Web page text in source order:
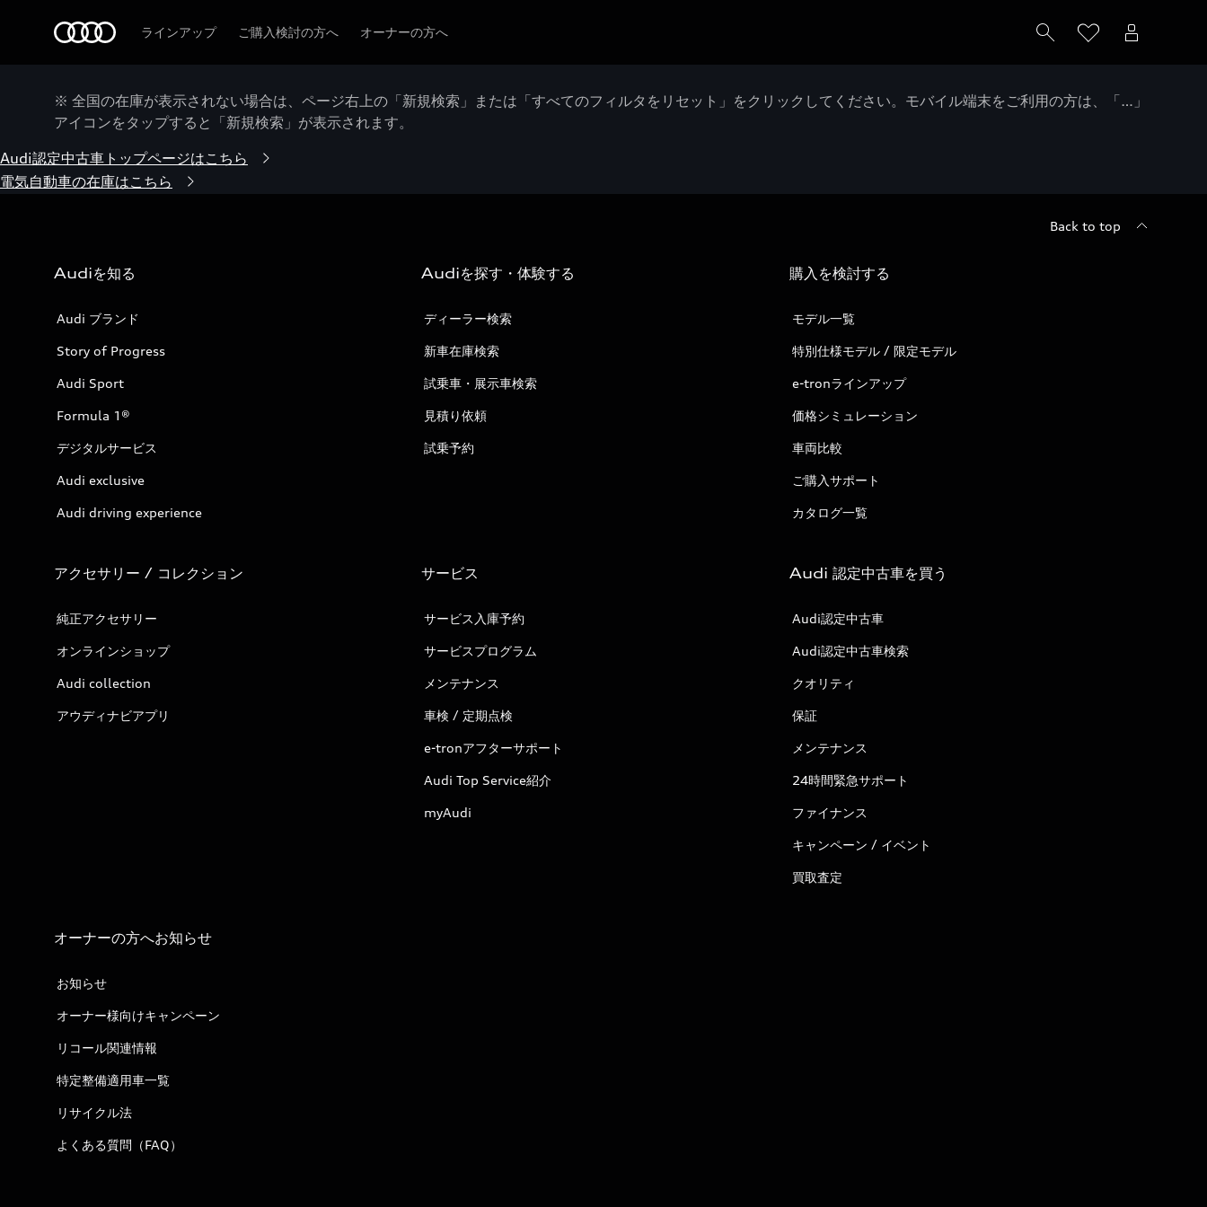
ラインアップ ご購入検討の方へ オーナーの方へ
※ 全国の在庫が表示されない場合は、ページ右上の「新規検索」または「すべてのフィルタをリセット」をクリックしてください。モバイル端末をご利用の方は、「…」
アイコンをタップすると「新規検索」が表示されます。
Audi認定中古車トップページはこちら
電気自動車の在庫はこちら
Back to top
Audiを知る
Audi ブランド
Story of Progress
Audi Sport
Formula 1®
デジタルサービス
Audi exclusive
Audi driving experience
Audiを探す・体験する
ディーラー検索
新車在庫検索
試乗車・展示車検索
見積り依頼
試乗予約
購入を検討する
モデル一覧
特別仕様モデル / 限定モデル
e-tronラインアップ
価格シミュレーション
車両比較
ご購入サポート
カタログ一覧
アクセサリー / コレクション
純正アクセサリー
オンラインショップ
Audi collection
アウディナビアプリ
サービス
サービス入庫予約
サービスプログラム
メンテナンス
車検 / 定期点検
e-tronアフターサポート
Audi Top Service紹介
myAudi
Audi 認定中古車を買う
Audi認定中古車
Audi認定中古車検索
クオリティ
保証
メンテナンス
24時間緊急サポート
ファイナンス
キャンペーン / イベント
買取査定
オーナーの方へお知らせ
お知らせ
オーナー様向けキャンペーン
リコール関連情報
特定整備適用車一覧
リサイクル法
よくある質問（FAQ）